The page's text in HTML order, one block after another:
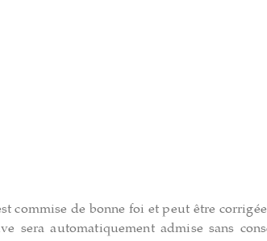
commise de bonne foi et peut être
automatiquement admise sans